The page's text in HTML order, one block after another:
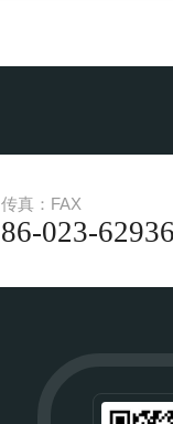
传真：FAX
86-023-